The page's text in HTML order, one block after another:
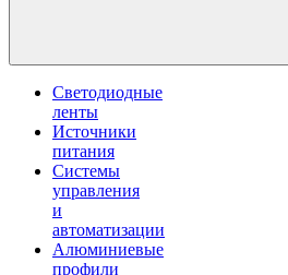
Светодиодные
ленты
Источники
питания
Системы
управления
и
автоматизации
Алюминиевые
профили